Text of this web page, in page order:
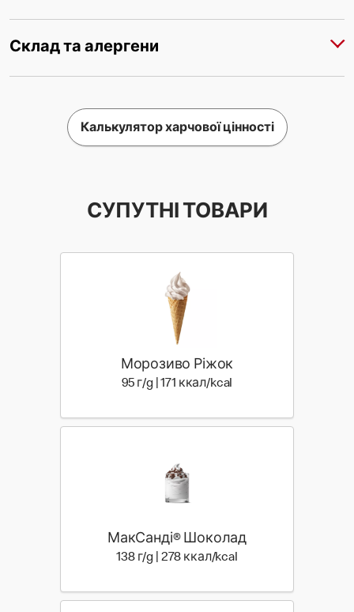
Склад та алергени
Калькулятор харчової цінності
СУПУТНІ ТОВАРИ
Морозиво Ріжок
95 г/g | 171 ккал/kcal
МакСанді® Шоколад
138 г/g | 278 ккал/kcal